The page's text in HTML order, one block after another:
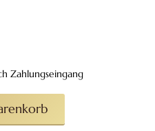
Zahlungseingang